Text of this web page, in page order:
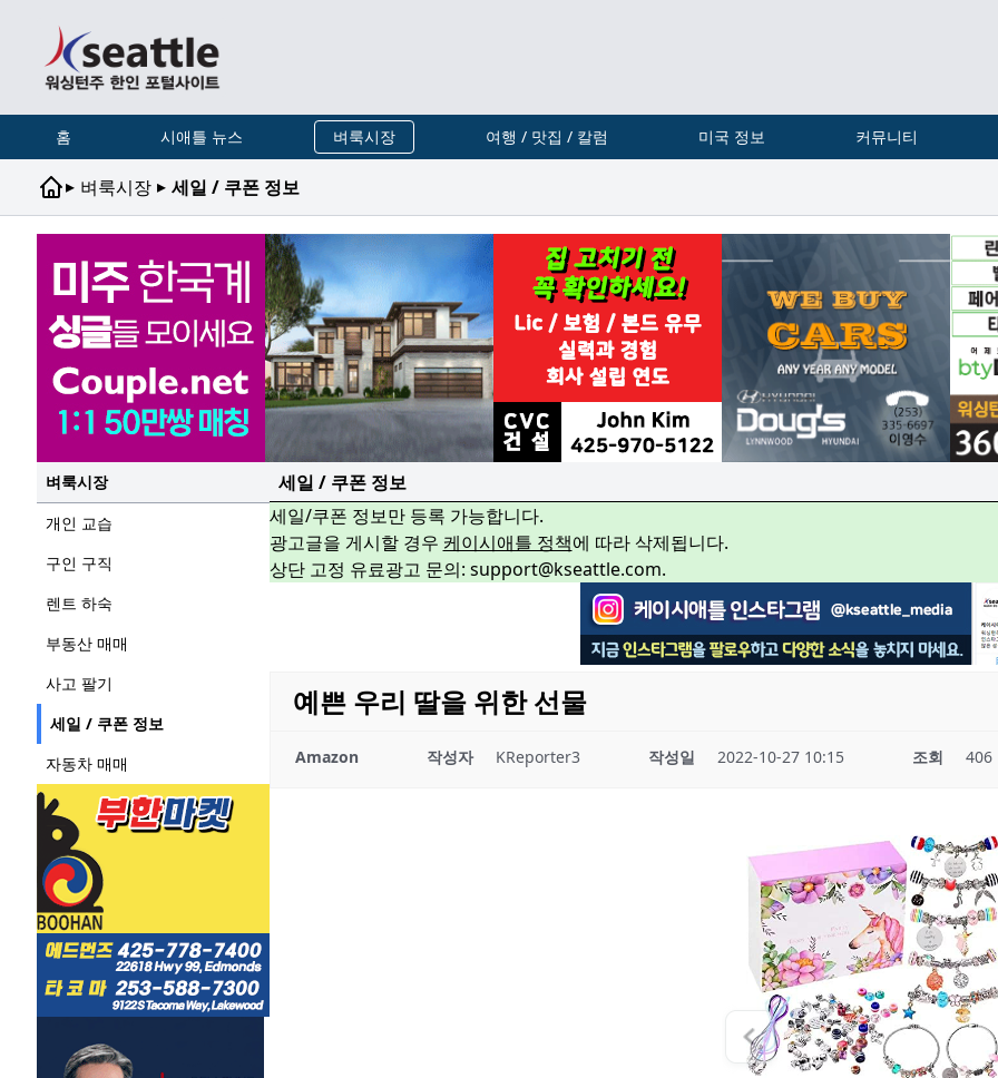
홈 시애틀 뉴스 벼룩시장 여행 / 맛집 / 칼럼 미국 정보 커뮤니티
▸ 벼룩시장 ▸ 세일 / 쿠폰 정보
벼룩시장
개인 교습
구인 구직
렌트 하숙
부동산 매매
사고 팔기
세일 / 쿠폰 정보
자동차 매매
세일 / 쿠폰 정보
세일/쿠폰 정보만 등록 가능합니다.
광고글을 게시할 경우 케이시애틀 정책에 따라 삭제됩니다.
상단 고정 유료광고 문의: support@kseattle.com.
예쁜 우리 딸을 위한 선물
Amazon 작성자 KReporter3 작성일 2022-10-27 10:15 조회 406